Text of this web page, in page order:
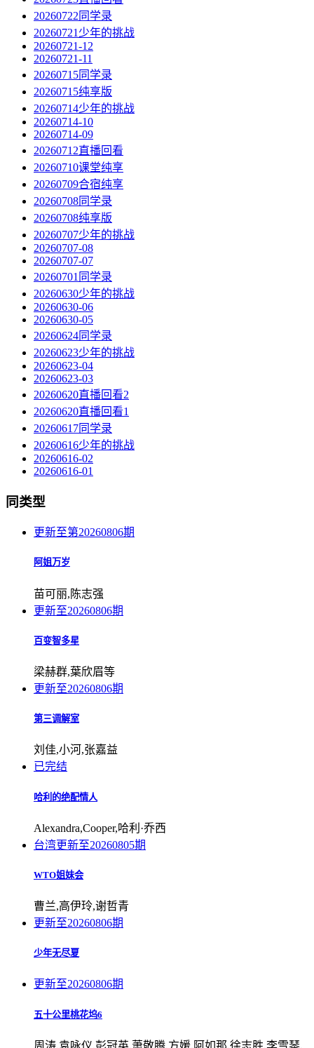
20260722同学录
20260721少年的挑战
20260721-12
20260721-11
20260715同学录
20260715纯享版
20260714少年的挑战
20260714-10
20260714-09
20260712直播回看
20260710课堂纯享
20260709合宿纯享
20260708同学录
20260708纯享版
20260707少年的挑战
20260707-08
20260707-07
20260701同学录
20260630少年的挑战
20260630-06
20260630-05
20260624同学录
20260623少年的挑战
20260623-04
20260623-03
20260620直播回看2
20260620直播回看1
20260617同学录
20260616少年的挑战
20260616-02
20260616-01
同类型
更新至第20260806期
阿姐万岁
苗可丽,陈志强
更新至20260806期
百变智多星
梁赫群,葉欣眉等
更新至20260806期
第三调解室
刘佳,小河,张嘉益
已完结
哈利的绝配情人
Alexandra,Cooper,哈利·乔西
台湾更新至20260805期
WTO姐妹会
曹兰,高伊玲,谢哲青
更新至20260806期
少年无尽夏
更新至20260806期
五十公里桃花坞6
周涛,袁咏仪,彭冠英,萧敬腾,方媛,阿如那,徐志胜,李雪琴,